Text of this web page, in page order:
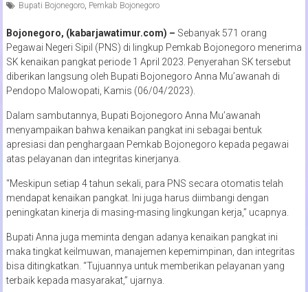
Bupati Bojonegoro, Pemkab Bojonegoro
Bojonegoro, (kabarjawatimur.com) – Sebanyak 571 orang
Pegawai Negeri Sipil (PNS) di lingkup Pemkab Bojonegoro menerima
SK kenaikan pangkat periode 1 April 2023. Penyerahan SK tersebut
diberikan langsung oleh Bupati Bojonegoro Anna Mu’awanah di
Pendopo Malowopati, Kamis (06/04/2023).
Dalam sambutannya, Bupati Bojonegoro Anna Mu’awanah
menyampaikan bahwa kenaikan pangkat ini sebagai bentuk
apresiasi dan penghargaan Pemkab Bojonegoro kepada pegawai
atas pelayanan dan integritas kinerjanya.
“Meskipun setiap 4 tahun sekali, para PNS secara otomatis telah
mendapat kenaikan pangkat. Ini juga harus diimbangi dengan
peningkatan kinerja di masing-masing lingkungan kerja,” ucapnya.
Bupati Anna juga meminta dengan adanya kenaikan pangkat ini
maka tingkat keilmuwan, manajemen kepemimpinan, dan integritas
bisa ditingkatkan. “Tujuannya untuk memberikan pelayanan yang
terbaik kepada masyarakat,” ujarnya.